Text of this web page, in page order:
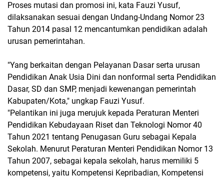
Proses mutasi dan promosi ini, kata Fauzi Yusuf,
dilaksanakan sesuai dengan Undang-Undang Nomor 23
Tahun 2014 pasal 12 mencantumkan pendidikan adalah
urusan pemerintahan.
"Yang berkaitan dengan Pelayanan Dasar serta urusan
Pendidikan Anak Usia Dini dan nonformal serta Pendidikan
Dasar, SD dan SMP, menjadi kewenangan pemerintah
Kabupaten/Kota," ungkap Fauzi Yusuf.
"Pelantikan ini juga merujuk kepada Peraturan Menteri
Pendidikan Kebudayaan Riset dan Teknologi Nomor 40
Tahun 2021 tentang Penugasan Guru sebagai Kepala
Sekolah. Menurut Peraturan Menteri Pendidikan Nomor 13
Tahun 2007, sebagai kepala sekolah, harus memiliki 5
kompetensi, yaitu Kompetensi Kepribadian, Kompetensi